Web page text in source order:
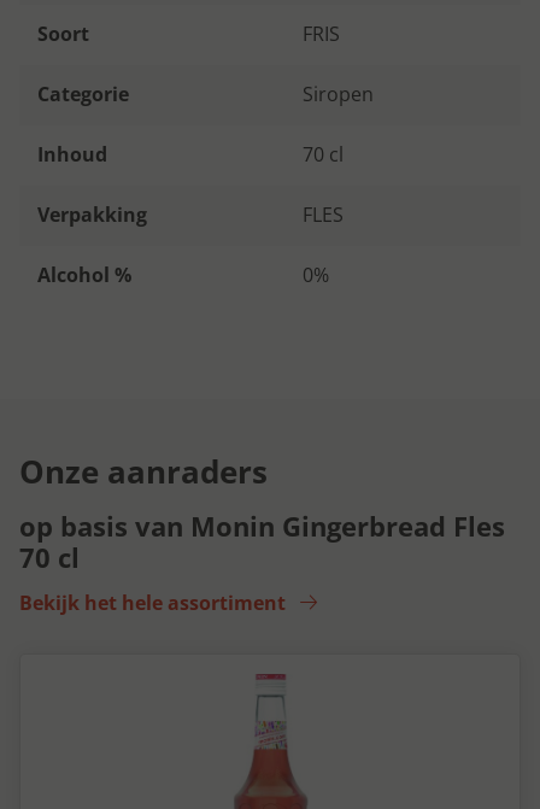
Soort FRIS
Categorie Siropen
Inhoud 70 cl
Verpakking FLES
Alcohol % 0%
Onze aanraders
op basis van Monin Gingerbread Fles
70 cl
Bekijk het hele assortiment